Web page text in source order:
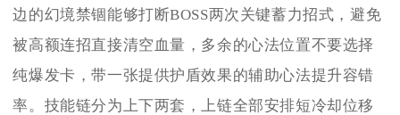
边的幻境禁锢能够打断BOSS两次关键蓄力招式，避免
被高额连招直接清空血量，多余的心法位置不要选择
纯爆发卡，带一张提供护盾效果的辅助心法提升容错
率。技能链分为上下两套，上链全部安排短冷却位移